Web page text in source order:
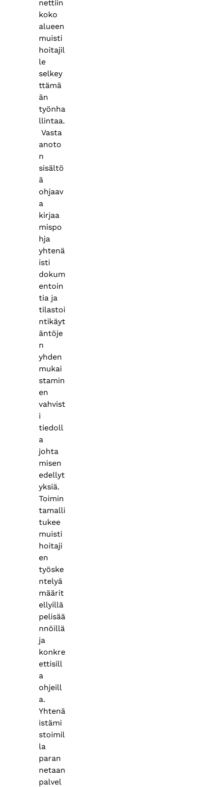
nettiin
koko
alueen
muisti
hoitajil
le
selkey
ttämä
än
työnha
llintaa.
Vasta
anoto
n
sisältö
ä
ohjaav
a
kirjaa
mispo
hja
yhtenä
isti
dokum
entoin
tia ja
tilastoi
ntikäyt
äntöje
n
yhden
mukai
stamin
en
vahvist
i
tiedoll
a
johta
misen
edellyt
yksiä.
Toimin
tamalli
tukee
muisti
hoitaji
en
työske
ntelyä
määrit
ellyillä
pelisää
nnöillä
ja
konkre
ettisill
a
ohjeill
a.
Yhtenä
istämi
stoimil
la
paran
netaan
palvel